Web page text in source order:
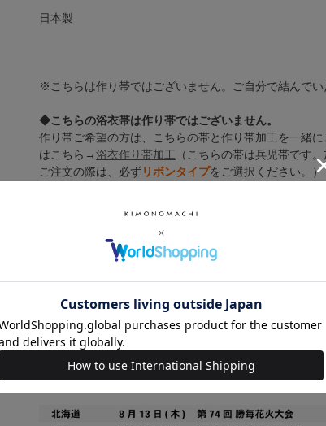
日本製
※こちらは作り帯ではございません。ご自分で結んでい
◆こちらの浴衣帯は作り帯ではございません。
作り帯ご希望の方は、こちらの帯と作り帯加工を一緒
はこちら→浴衣作り帯加工
（こちらの帯は兵児帯です
ご注文の際は、必ずリボンタイプをご選択ください。）